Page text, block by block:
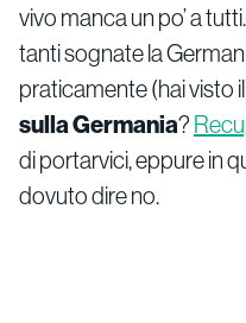
vivo manca un po’ a
tanti sognate la
praticamente (hai visto
sulla Germania?
di portarvici, eppure in
dovuto dire no.